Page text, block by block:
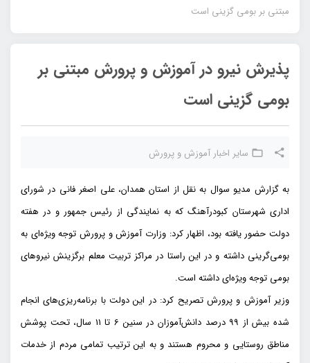
مبتنی بر بومی گزینی است
پذیرش نیرو در آموزش و پرورش مبتنی بر
بومی گزینی است
سایر اخبار آموزش و پرورش
به گزارش مدیو سوال به نقل از استان همدان، علی اصغر فانی در شورای
اداری شهرستان کبودرآهنگ که به نمایندگی از رئیس جمهور و در هفته
دولت حضور یافته بود، اظهار کرد: وزارت آموزش و پرورش توجه ویژه‌ای به
بومی‌گرینی داشته و در این راستا در مراکز تربیت معلم برگزینش نیروهای
بومی توجه ویژه‌ای داشته است.
وزیر آموزش و پرورش تصریح کرد: در این دولت با برنامه‌ریزی‌های انجام
شده بیش از 99 درصد دانش‌آموزان در سنین 6 تا 11 سال، تحت پوشش
مناطق روستایی و محروم هستند و به این ترتیب تمامی مردم از خدمات